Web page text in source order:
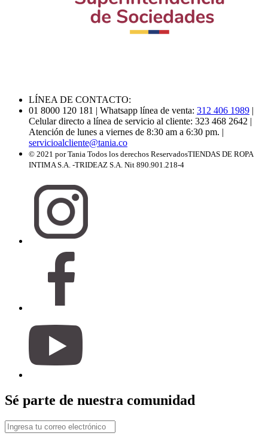
LÍNEA DE CONTACTO:
01 8000 120 181 | Whatsapp línea de venta: 312 406 1989 |
Celular directo a línea de servicio al cliente: 323 468 2642 |
Atención de lunes a viernes de 8:30 am a 6:30 pm. |
servicioalcliente@tania.co
© 2021 por Tania Todos los derechos ReservadosTIENDAS DE ROPA
INTIMA S.A. -TRIDEAZ S.A. Nit 890.901.218-4
Sé parte de nuestra comunidad